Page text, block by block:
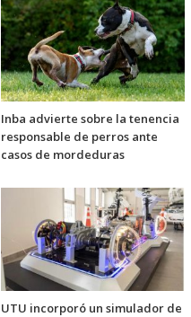
Inba advierte sobre la tenencia
responsable de perros ante
casos de mordeduras
UTU incorporó un simulador de